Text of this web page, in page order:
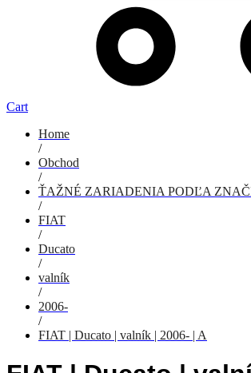
Cart
Home
/
Obchod
/
ŤAŽNÉ ZARIADENIA PODĽA
/
FIAT
/
Ducato
/
valník
/
2006-
/
FIAT | Ducato | valník | 2006- | A